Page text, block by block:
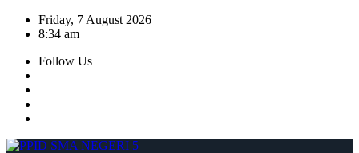
Skip
Friday, 7 August 2026
8:34 am
Follow Us